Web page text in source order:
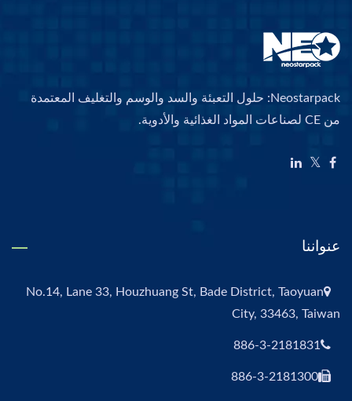
Neostarpack: حلول التعبئة والسد والوسم والتغليف المعتمدة
من CE لصناعات المواد الغذائية والأدوية.
عنواننا
No.14, Lane 33, Houzhuang St, Bade District, Taoyuan
City, 33463, Taiwan
886-3-2181831
886-3-2181300